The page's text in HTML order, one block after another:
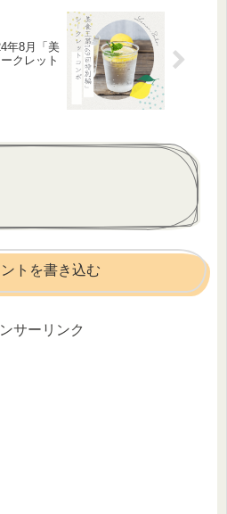
年8月「美
クレット
トを書き込む
サーリンク